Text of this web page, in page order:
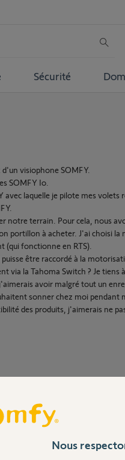
Sécurité
visiophone SOMFY.
SOMFY Io.
avec laquelle je pilote mes volets
notre terrain. Pour cela, nous
portillon à acheter. J'ai choisi
(qui fonctionne en RTS).
être raccordé à la
via la Tahoma Switch ? Je tiens
avoir malgré tout un
sonner chez moi pendant
des produits, j'aimerais ne
Nous